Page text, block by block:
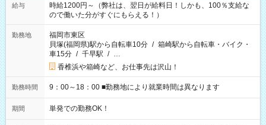
給与
時給1200円～（弊社は、翌日が給料日！しかも、100％支給な
ので働いた分がすぐにもらえる！）
勤務地
福岡市東区
貝塚(福岡県)駅から自転車10分 / 箱崎駅から自転車・バイク・
車15分 / 千早駅 / …
香椎浜や箱崎など、お仕事先は沢山！
勤務時間 9：00～18：00 ■勤務地により就業時間は異なります
期間 単発での勤務OK！